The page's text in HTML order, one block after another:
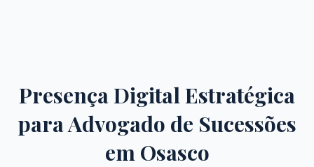
Presença Digital Estratégica
paraAdvogado de Sucessões
em Osasco